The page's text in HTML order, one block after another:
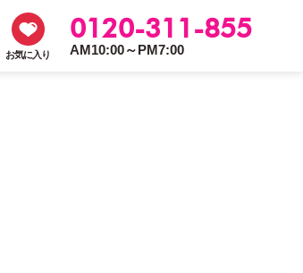
お気に入り
0120-311-855
AM10:00～PM7:00